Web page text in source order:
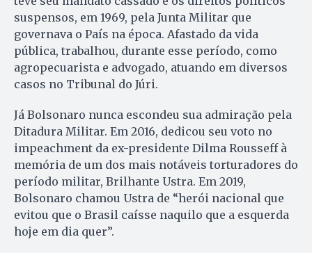
suspensos, em 1969, pela Junta Militar que
governava o País na época. Afastado da vida
pública, trabalhou, durante esse período, como
agropecuarista e advogado, atuando em diversos
casos no Tribunal do Júri.
Já Bolsonaro nunca escondeu sua admiração pela
Ditadura Militar. Em 2016, dedicou seu voto no
impeachment da ex-presidente Dilma Rousseff à
memória de um dos mais notáveis torturadores do
período militar, Brilhante Ustra. Em 2019,
Bolsonaro chamou Ustra de “herói nacional que
evitou que o Brasil caísse naquilo que a esquerda
hoje em dia quer”.